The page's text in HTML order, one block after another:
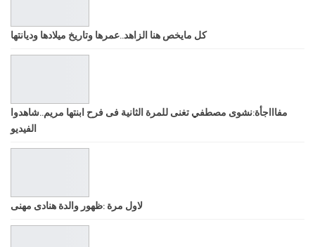
كل مايخص هنا الزاهد..عمرها وتاريخ ميلادها وديانتها
مفاااجأة:نشوى مصطفي تغنى للمرة الثانية فى فرح ابنتها مريم..شاهدوا
الفيديو
لاول مرة :ظهور والدة هنادى مهنى